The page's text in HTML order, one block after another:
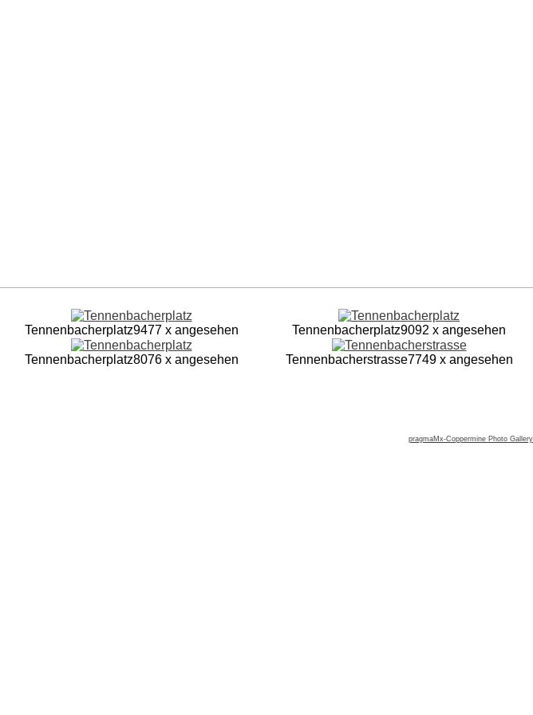
Tennenbacherplatz9477 x angesehen Tennenbacherplatz9092 x angesehen
Tennenbacherplatz8076 x angesehen Tennenbacherstrasse7749 x angesehen
pragmaMx-Coppermine Photo Gallery